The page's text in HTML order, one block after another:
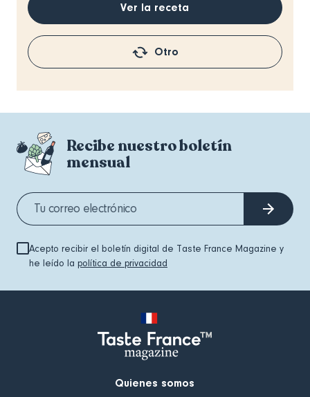
Ver la receta
Otro
Recibe nuestro boletín
mensual
Acepto recibir el boletín digital de Taste France Magazine y
he leído la política de privacidad
Quienes somos